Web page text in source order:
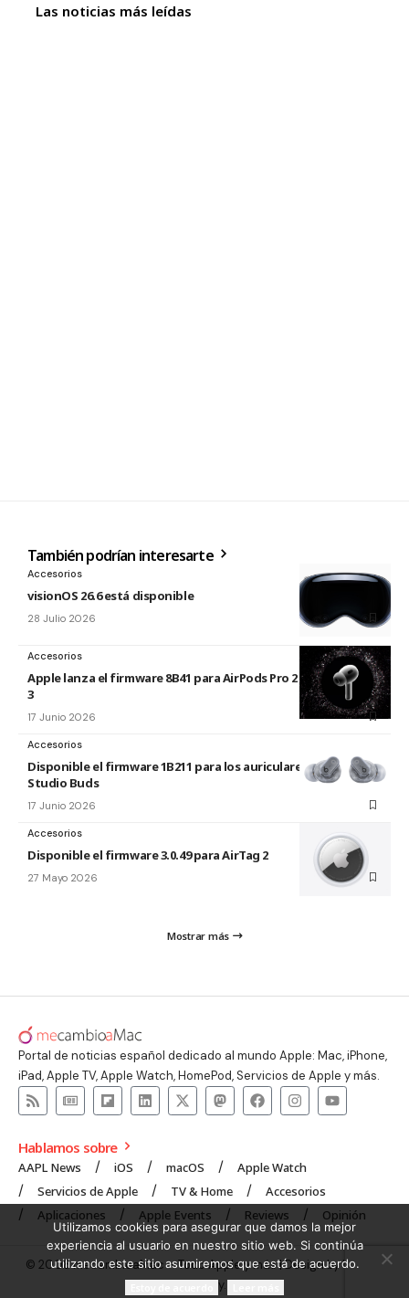
Las noticias más leídas
También podrían interesarte
Accesorios
visionOS 26.6 está disponible
28 Julio 2026
Accesorios
Apple lanza el firmware 8B41 para AirPods Pro 2 y AirPods Pro
3
17 Junio 2026
Accesorios
Disponible el firmware 1B211 para los auriculares Beats
Studio Buds
17 Junio 2026
Accesorios
Disponible el firmware 3.0.49 para AirTag 2
27 Mayo 2026
Mostrar más
Portal de noticias español dedicado al mundo Apple: Mac, iPhone,
iPad, Apple TV, Apple Watch, HomePod, Servicios de Apple y más.
Hablamos sobre
AAPL News iOS macOS
Apple Watch
Servicios de Apple
TV & Home
Accesorios
Aplicaciones
Apple Events Reviews Opinión
© 2008 mecambioaMac – Todo Apple y más | Design byUNXON
Agency.
Utilizamos cookies para asegurar que damos la mejor
experiencia al usuario en nuestro sitio web. Si continúa
utilizando este sitio asumiremos que está de acuerdo.